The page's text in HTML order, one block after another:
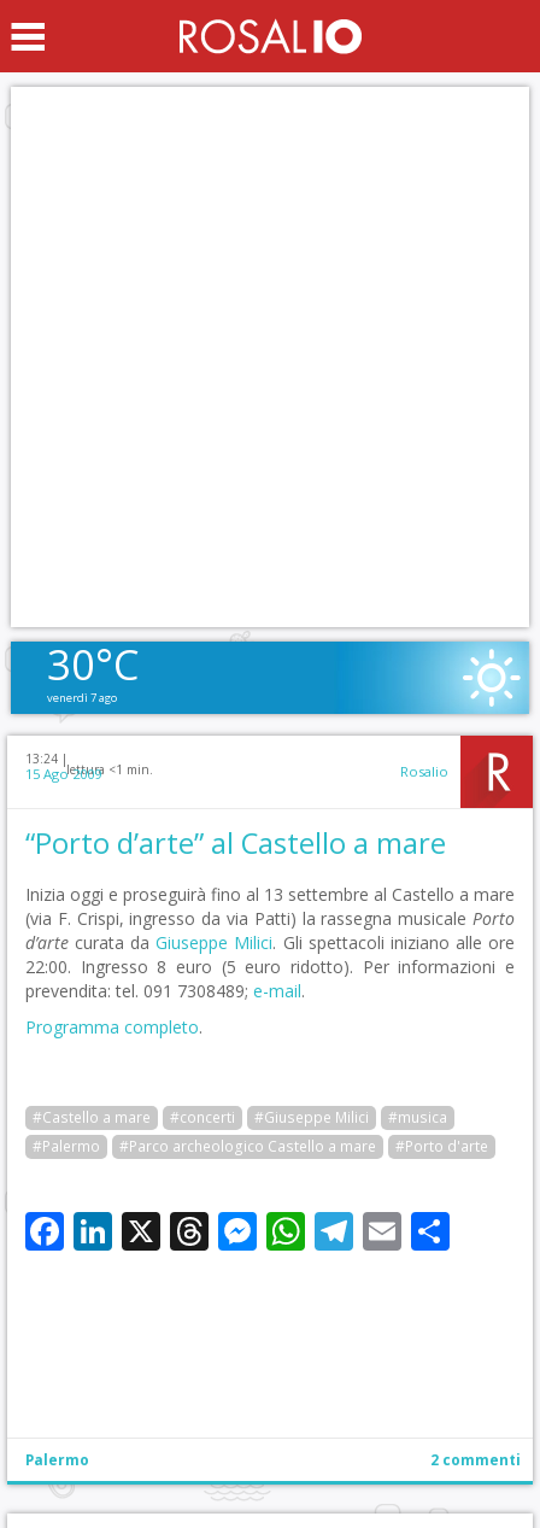
30°C
venerdì 7 ago
13:24 |
lettura <1 min.
15 Ago 2009 Rosalio
“Porto d’arte” al Castello a mare
Inizia oggi e proseguirà fino al 13 settembre al Castello a mare
(via F. Crispi, ingresso da via Patti) la rassegna musicale Porto
d’arte curata daGiuseppe Milici. Gli spettacoli iniziano alle ore
22:00. Ingresso 8 euro (5 euro ridotto). Per informazioni e
prevendita: tel. 091 7308489; e-mail.
Programma completo.
#Castello a mare #concerti #Giuseppe Milici
#musica
#Palermo
#Parco archeologico Castello a mare #Porto d'arte
Facebook
LinkedIn
X Threads
Messenger
WhatsApp
Telegram
Email
Palermo 2 commenti